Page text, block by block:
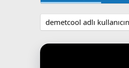
demetcool adlı